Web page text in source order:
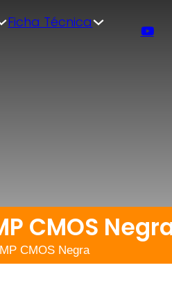
Ficha Técnica
CMOS
CMOS Negra